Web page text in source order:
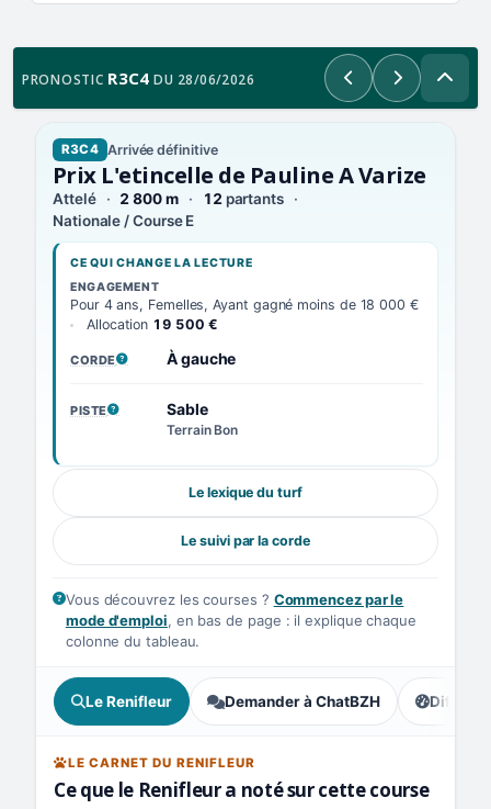
PRONOSTIC R3C4 DU 28/06/2026 PrécédentSuivant
R3C4 Arrivée définitive
Prix L'etincelle de Pauline A Varize
Attelé 2 800 m 12 partants
Nationale / Course E
CE QUI CHANGE LA LECTURE
ENGAGEMENT
Pour 4 ans, Femelles, Ayant gagné moins de 18 000 €
Allocation 19 500 €
CORDE
, VOIR LA DÉFINITION
À gauche
PISTE
, VOIR LA DÉFINITION
Sable
Terrain Bon
Le lexique du turf
Le suivi par la corde
Vous découvrez les courses ? Commencez par le
mode d'emploi, en bas de page : il explique chaque
colonne du tableau.
Le Renifleur Demander à ChatBZH ,
LE CARNET DU RENIFLEUR
Ce que le Renifleur a noté sur cette course